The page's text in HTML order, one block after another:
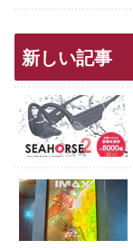
新しい記事